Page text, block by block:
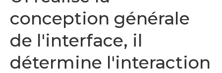
conception générale
de l'interface, il
détermine l'interaction